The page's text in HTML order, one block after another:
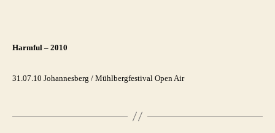
Harmful – 2010
31.07.10 Johannesberg / Mühlbergfestival Open Air